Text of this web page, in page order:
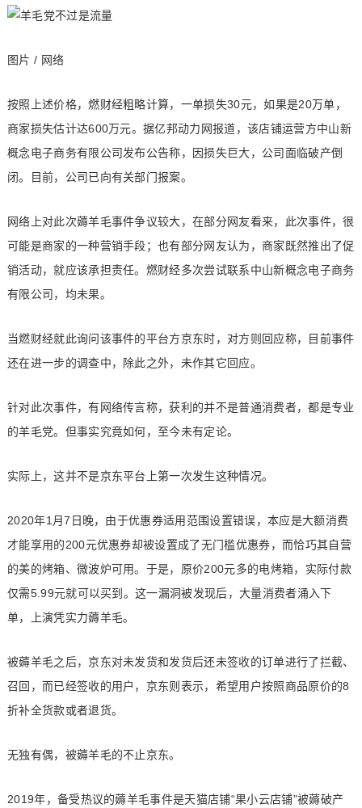
图片 / 网络
按照上述价格，燃财经粗略计算，一单损失30元，如果是20万单，
商家损失估计达600万元。据亿邦动力网报道，该店铺运营方中山新
概念电子商务有限公司发布公告称，因损失巨大，公司面临破产倒
闭。目前，公司已向有关部门报案。
网络上对此次薅羊毛事件争议较大，在部分网友看来，此次事件，很
可能是商家的一种营销手段；也有部分网友认为，商家既然推出了促
销活动，就应该承担责任。燃财经多次尝试联系中山新概念电子商务
有限公司，均未果。
当燃财经就此询问该事件的平台方京东时，对方则回应称，目前事件
还在进一步的调查中，除此之外，未作其它回应。
针对此次事件，有网络传言称，获利的并不是普通消费者，都是专业
的羊毛党。但事实究竟如何，至今未有定论。
实际上，这并不是京东平台上第一次发生这种情况。
2020年1月7日晚，由于优惠券适用范围设置错误，本应是大额消费
才能享用的200元优惠券却被设置成了无门槛优惠券，而恰巧其自营
的美的烤箱、微波炉可用。于是，原价200元多的电烤箱，实际付款
仅需5.99元就可以买到。这一漏洞被发现后，大量消费者涌入下
单，上演凭实力薅羊毛。
被薅羊毛之后，京东对未发货和发货后还未签收的订单进行了拦截、
召回，而已经签收的用户，京东则表示，希望用户按照商品原价的8
折补全货款或者退货。
无独有偶，被薅羊毛的不止京东。
2019年，备受热议的薅羊毛事件是天猫店铺“果小云店铺”被薅破产